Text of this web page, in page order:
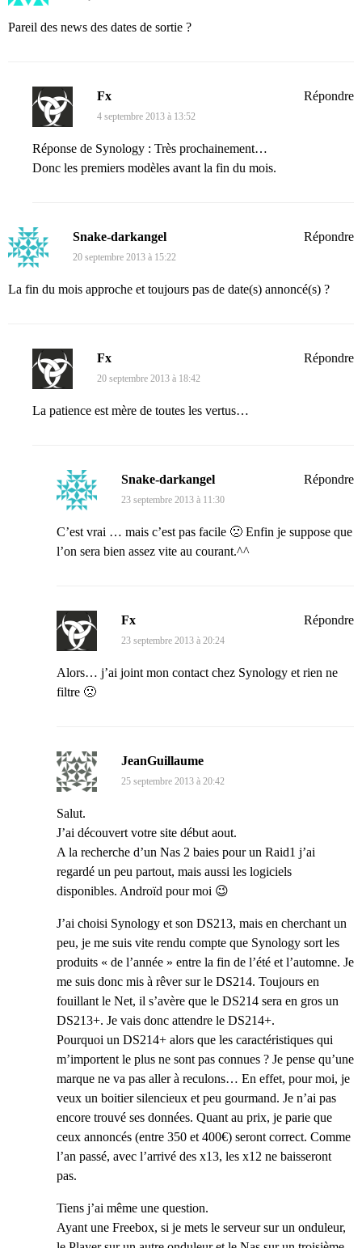
Pareil des news des dates de sortie ?
Fx
4 septembre 2013 à 13:52
Réponse de Synology : Très prochainement…
Donc les premiers modèles avant la fin du mois.
Répondre
Snake-darkangel
20 septembre 2013 à 15:22
La fin du mois approche et toujours pas de date(s) annoncé(s) ?
Répondre
Fx
20 septembre 2013 à 18:42
La patience est mère de toutes les vertus…
Répondre
Snake-darkangel
23 septembre 2013 à 11:30
C’est vrai … mais c’est pas facile 🙁 Enfin je suppose que
l’on sera bien assez vite au courant.^^
Répondre
Fx
23 septembre 2013 à 20:24
Alors… j’ai joint mon contact chez Synology et rien ne
filtre 🙁
Répondre
JeanGuillaume
25 septembre 2013 à 20:42
Salut.
J’ai découvert votre site début aout.
A la recherche d’un Nas 2 baies pour un Raid1 j’ai
regardé un peu partout, mais aussi les logiciels
disponibles. Androïd pour moi 😉
J’ai choisi Synology et son DS213, mais en cherchant un
peu, je me suis vite rendu compte que Synology sort les
produits « de l’année » entre la fin de l’été et l’automne. Je
me suis donc mis à rêver sur le DS214. Toujours en
fouillant le Net, il s’avère que le DS214 sera en gros un
DS213+. Je vais donc attendre le DS214+.
Pourquoi un DS214+ alors que les caractéristiques qui
m’importent le plus ne sont pas connues ? Je pense qu’une
marque ne va pas aller à reculons… En effet, pour moi, je
veux un boitier silencieux et peu gourmand. Je n’ai pas
encore trouvé ses données. Quant au prix, je parie que
ceux annoncés (entre 350 et 400€) seront correct. Comme
l’an passé, avec l’arrivé des x13, les x12 ne baisseront
pas.
Tiens j’ai même une question.
Ayant une Freebox, si je mets le serveur sur un onduleur,